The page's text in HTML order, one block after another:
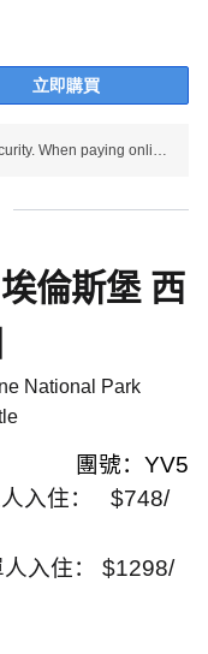
立即購買
Use SSL protocol to ensure payment security. When paying online, your payment information is protected.
倫斯堡 西
National Park
團號： YV5
入住：
$748/
入住：
$1298/